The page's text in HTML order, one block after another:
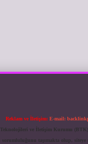
Reklam ve İletişim: E-mail:
ve İletişim Kurumu
taşımakta olup,